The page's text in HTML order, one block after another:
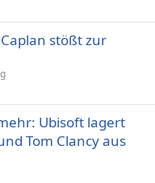
stößt zur
Ubisoft lagert
Tom Clancy aus